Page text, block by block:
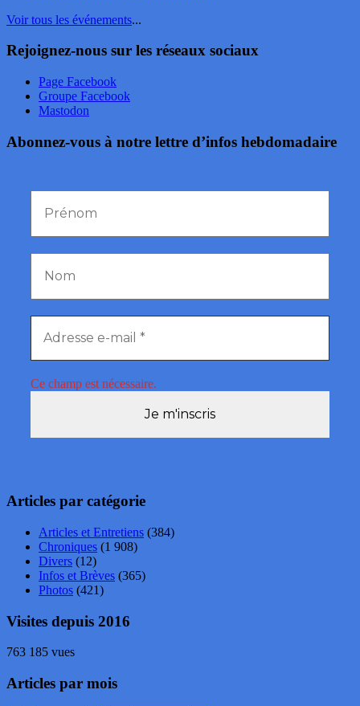
Voir tous les événements...
Rejoignez-nous sur les réseaux sociaux
Page Facebook
Groupe Facebook
Mastodon
Abonnez-vous à notre lettre d’infos hebdomadaire
Ce champ est nécessaire.
Articles par catégorie
Articles et Entretiens (384)
Chroniques (1 908)
Divers (12)
Infos et Brèves (365)
Photos (421)
Visites depuis 2016
763 185 vues
Articles par mois